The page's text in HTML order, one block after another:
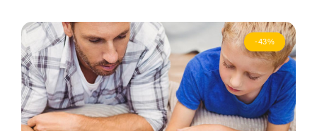
-43%